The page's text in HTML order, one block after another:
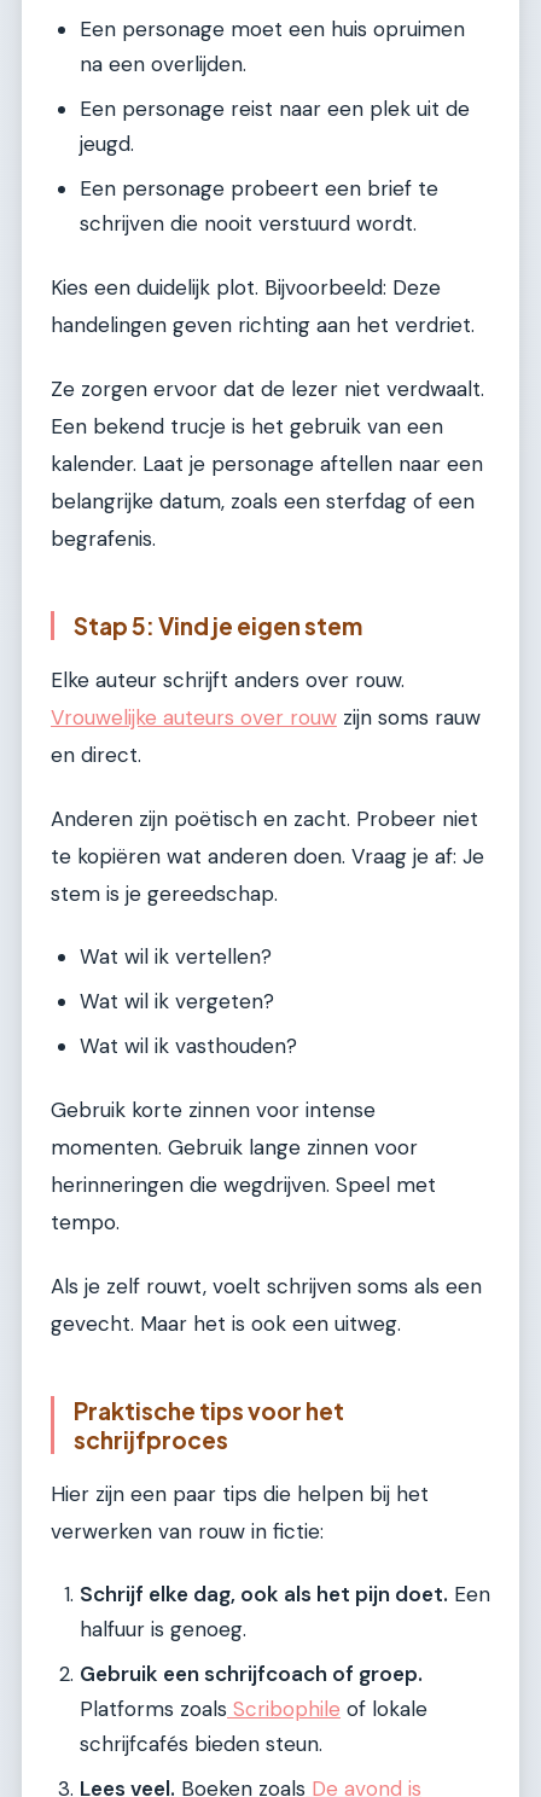
Een personage moet een huis opruimen
na een overlijden.
Een personage reist naar een plek uit de
jeugd.
Een personage probeert een brief te
schrijven die nooit verstuurd wordt.
Kies een duidelijk plot. Bijvoorbeeld: Deze
handelingen geven richting aan het verdriet.
Ze zorgen ervoor dat de lezer niet verdwaalt.
Een bekend trucje is het gebruik van een
kalender. Laat je personage aftellen naar een
belangrijke datum, zoals een sterfdag of een
begrafenis.
Stap 5: Vind je eigen stem
Elke auteur schrijft anders over rouw.
Vrouwelijke auteurs over rouw zijn soms rauw
en direct.
Anderen zijn poëtisch en zacht. Probeer niet
te kopiëren wat anderen doen. Vraag je af: Je
stem is je gereedschap.
Wat wil ik vertellen?
Wat wil ik vergeten?
Wat wil ik vasthouden?
Gebruik korte zinnen voor intense
momenten. Gebruik lange zinnen voor
herinneringen die wegdrijven. Speel met
tempo.
Als je zelf rouwt, voelt schrijven soms als een
gevecht. Maar het is ook een uitweg.
Praktische tips voor het
schrijfproces
Hier zijn een paar tips die helpen bij het
verwerken van rouw in fictie:
Schrijf elke dag, ook als het pijn doet. Een
halfuur is genoeg.
Gebruik een schrijfcoach of groep.
Platforms zoals Scribophile of lokale
schrijfcafés bieden steun.
Lees veel. Boeken zoals De avond is